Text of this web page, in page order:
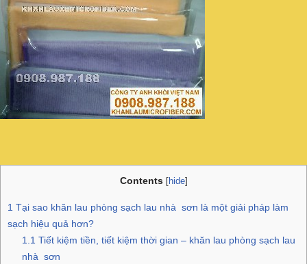
Contents [hide]
1 Tại sao khăn lau phòng sạch lau nhà sơn là một giải pháp làm
sạch hiệu quả hơn?
1.1 Tiết kiệm tiền, tiết kiệm thời gian – khăn lau phòng sạch lau
nhà sơn